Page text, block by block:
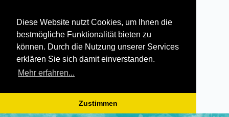
Diese Website nutzt Cookies, um Ihnen die
bestmögliche Funktionalität bieten zu
können. Durch die Nutzung unserer Services
erklären Sie sich damit einverstanden.
Mehr erfahren...
Zustimmen